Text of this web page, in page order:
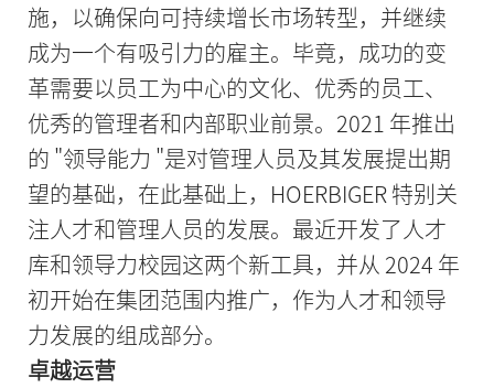
施，以确保向可持续增长市场转型，并继续
成为一个有吸引力的雇主。毕竟，成功的变
革需要以员工为中心的文化、优秀的员工、
优秀的管理者和内部职业前景。2021 年推出
的 "领导能力 "是对管理人员及其发展提出期
望的基础，在此基础上，HOERBIGER 特别关
注人才和管理人员的发展。最近开发了人才
库和领导力校园这两个新工具，并从 2024 年
初开始在集团范围内推广，作为人才和领导
力发展的组成部分。
卓越运营